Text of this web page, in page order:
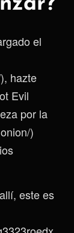
el
hazte
Evil
por la
)
este es